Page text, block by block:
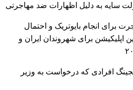
سایه به دلیل اظهارات ضد مهاجرتی
برای انجام بایوتریک و احتمال
اپلیکیشن برای شهروندان ایران و
افرادی که درخواست به وزیر